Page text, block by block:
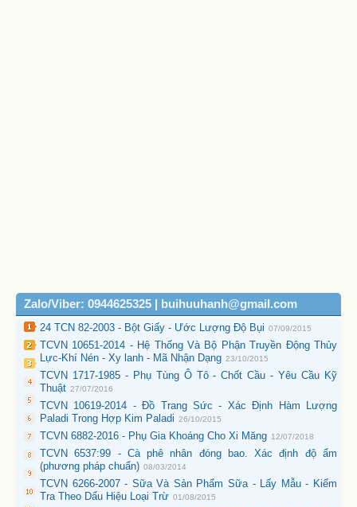
Zalo/Viber: 0944625325 | buihuuhanh@gmail.com
24 TCN 82-2003 - Bột Giấy - Ước Lượng Độ Bụi 07/09/2015
TCVN 10651-2014 - Hệ Thống Và Bộ Phận Truyền Động Thủy
Lực-Khí Nén - Xy lanh - Mã Nhận Dạng 23/10/2015
TCVN 1717-1985 - Phụ Tùng Ô Tô - Chốt Cầu - Yêu Cầu Kỹ
Thuật 27/07/2016
TCVN 10619-2014 - Đồ Trang Sức - Xác Định Hàm Lượng
Paladi Trong Hợp Kim Paladi 26/10/2015
TCVN 6882-2016 - Phụ Gia Khoáng Cho Xi Măng 12/07/2018
TCVN 6537:99 - Cà phê nhân đóng bao. Xác định độ ẩm
(phương pháp chuẩn) 08/03/2014
TCVN 6266-2007 - Sữa Và Sản Phẩm Sữa - Lấy Mẫu - Kiểm
Tra Theo Dấu Hiệu Loại Trừ 01/08/2015